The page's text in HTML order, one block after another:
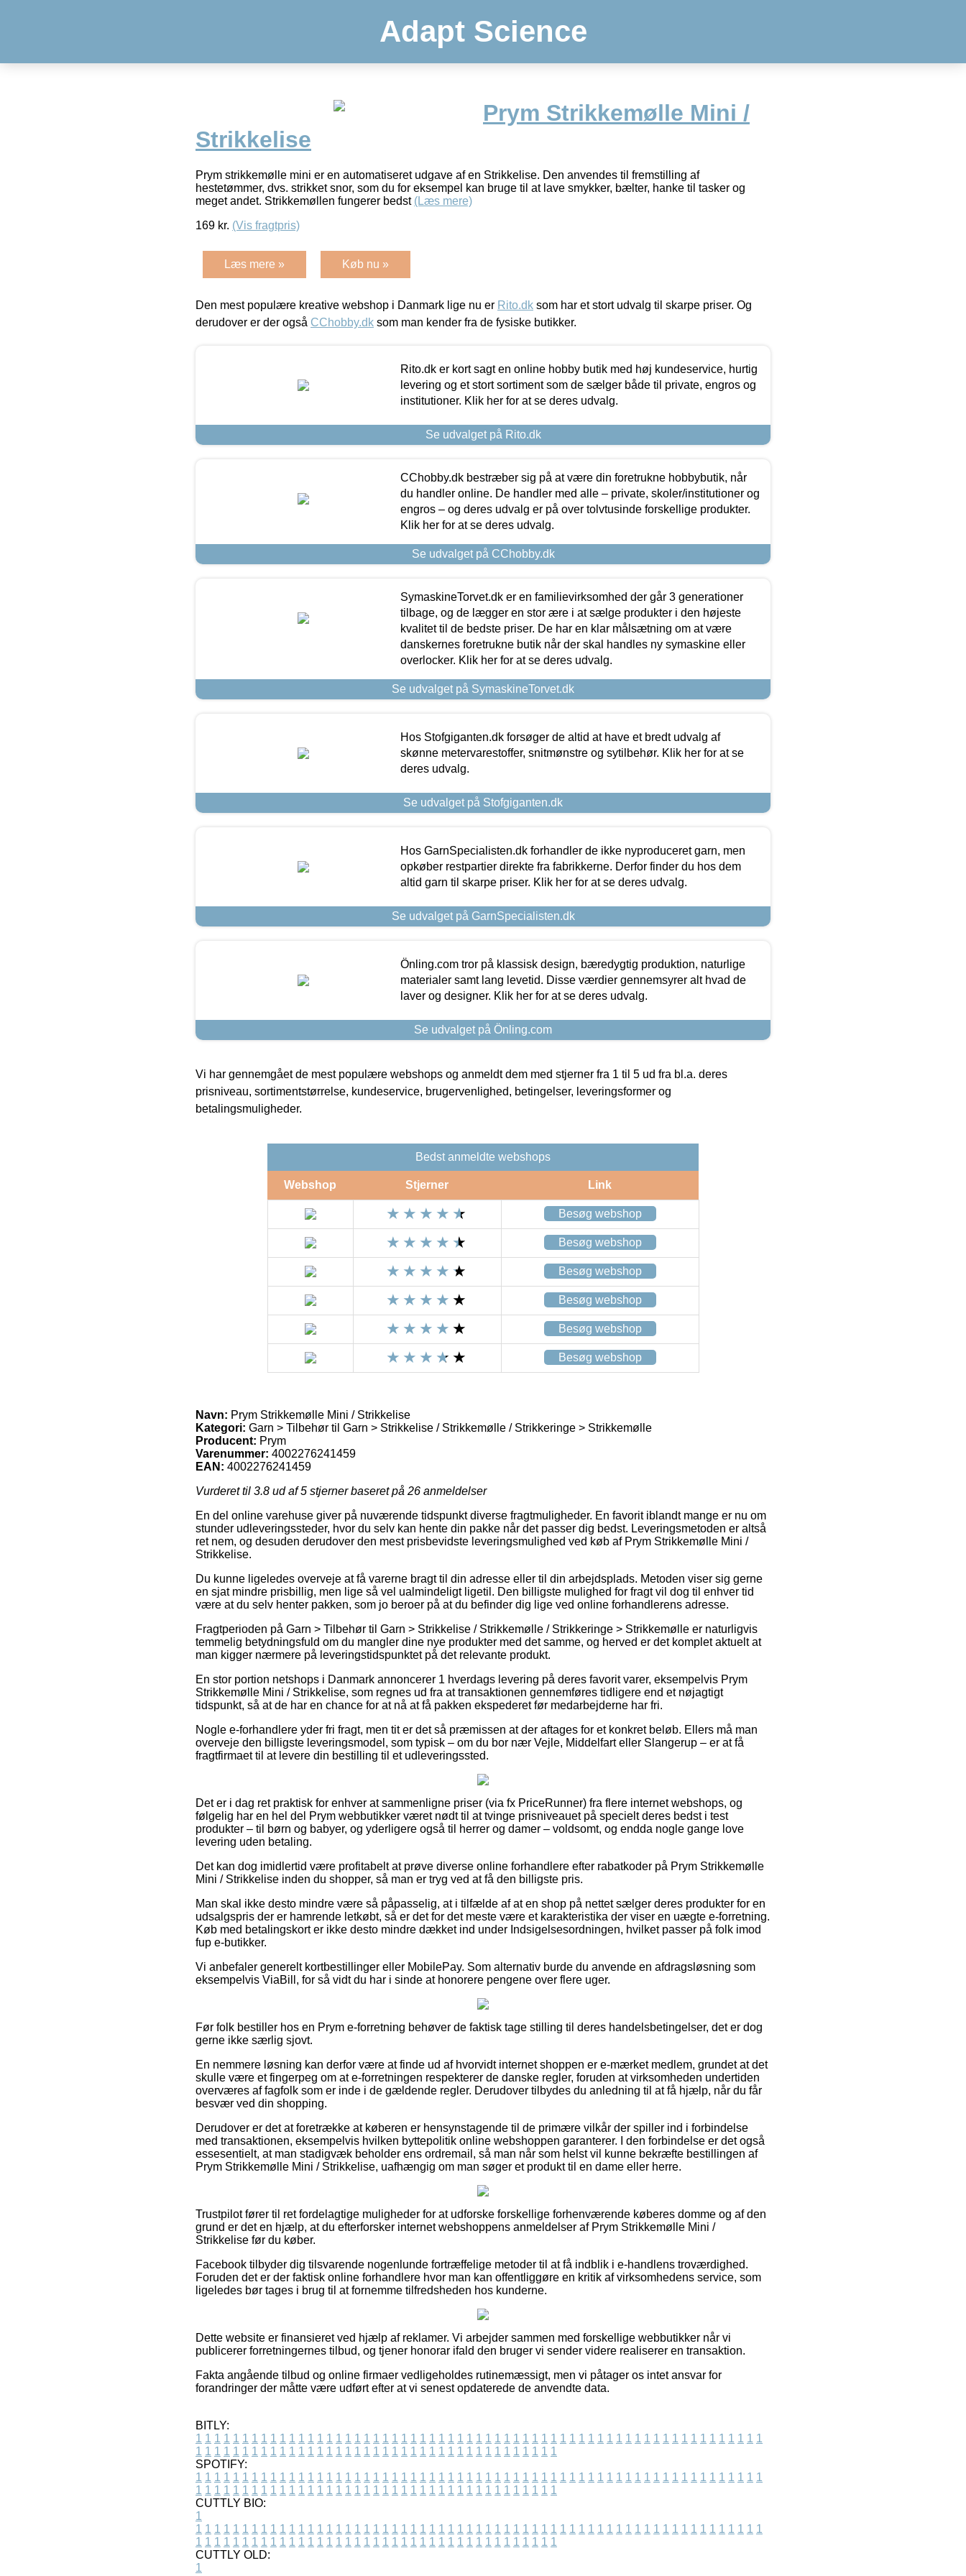
Adapt Science
Prym Strikkemølle Mini /
Strikkelise
Prym strikkemølle mini er en automatiseret udgave af en Strikkelise. Den anvendes til fremstilling af
hestetømmer, dvs. strikket snor, som du for eksempel kan bruge til at lave smykker, bælter, hanke til tasker og
meget andet. Strikkemøllen fungerer bedst (Læs mere)
169 kr. (Vis fragtpris)
Læs mere » Køb nu »
Den mest populære kreative webshop i Danmark lige nu er Rito.dk som har et stort udvalg til skarpe priser. Og
derudover er der også CChobby.dk som man kender fra de fysiske butikker.
Rito.dk er kort sagt en online hobby butik med høj kundeservice, hurtig
levering og et stort sortiment som de sælger både til private, engros og
institutioner. Klik her for at se deres udvalg.
Se udvalget på Rito.dk
CChobby.dk bestræber sig på at være din foretrukne hobbybutik, når
du handler online. De handler med alle – private, skoler/institutioner og
engros – og deres udvalg er på over tolvtusinde forskellige produkter.
Klik her for at se deres udvalg.
Se udvalget på CChobby.dk
SymaskineTorvet.dk er en familievirksomhed der går 3 generationer
tilbage, og de lægger en stor ære i at sælge produkter i den højeste
kvalitet til de bedste priser. De har en klar målsætning om at være
danskernes foretrukne butik når der skal handles ny symaskine eller
overlocker. Klik her for at se deres udvalg.
Se udvalget på SymaskineTorvet.dk
Hos Stofgiganten.dk forsøger de altid at have et bredt udvalg af
skønne metervarestoffer, snitmønstre og sytilbehør. Klik her for at se
deres udvalg.
Se udvalget på Stofgiganten.dk
Hos GarnSpecialisten.dk forhandler de ikke nyproduceret garn, men
opkøber restpartier direkte fra fabrikkerne. Derfor finder du hos dem
altid garn til skarpe priser. Klik her for at se deres udvalg.
Se udvalget på GarnSpecialisten.dk
Önling.com tror på klassisk design, bæredygtig produktion, naturlige
materialer samt lang levetid. Disse værdier gennemsyrer alt hvad de
laver og designer. Klik her for at se deres udvalg.
Se udvalget på Önling.com
Vi har gennemgået de mest populære webshops og anmeldt dem med stjerner fra 1 til 5 ud fra bl.a. deres
prisniveau, sortimentstørrelse, kundeservice, brugervenlighed, betingelser, leveringsformer og
betalingsmuligheder.
Bedst anmeldte webshops
Webshop Stjerner Link
Besøg webshop
Besøg webshop
Besøg webshop
Besøg webshop
Besøg webshop
Besøg webshop
Navn: Prym Strikkemølle Mini / Strikkelise
Kategori: Garn > Tilbehør til Garn > Strikkelise / Strikkemølle / Strikkeringe > Strikkemølle
Producent: Prym
Varenummer: 4002276241459
EAN: 4002276241459
Vurderet til 3.8 ud af 5 stjerner baseret på 26 anmeldelser
En del online varehuse giver på nuværende tidspunkt diverse fragtmuligheder. En favorit iblandt mange er nu om
stunder udleveringssteder, hvor du selv kan hente din pakke når det passer dig bedst. Leveringsmetoden er altså
ret nem, og desuden derudover den mest prisbevidste leveringsmulighed ved køb af Prym Strikkemølle Mini /
Strikkelise.
Du kunne ligeledes overveje at få varerne bragt til din adresse eller til din arbejdsplads. Metoden viser sig gerne
en sjat mindre prisbillig, men lige så vel ualmindeligt ligetil. Den billigste mulighed for fragt vil dog til enhver tid
være at du selv henter pakken, som jo beroer på at du befinder dig lige ved online forhandlerens adresse.
Fragtperioden på Garn > Tilbehør til Garn > Strikkelise / Strikkemølle / Strikkeringe > Strikkemølle er naturligvis
temmelig betydningsfuld om du mangler dine nye produkter med det samme, og herved er det komplet aktuelt at
man kigger nærmere på leveringstidspunktet på det relevante produkt.
En stor portion netshops i Danmark annoncerer 1 hverdags levering på deres favorit varer, eksempelvis Prym
Strikkemølle Mini / Strikkelise, som regnes ud fra at transaktionen gennemføres tidligere end et nøjagtigt
tidspunkt, så at de har en chance for at nå at få pakken ekspederet før medarbejderne har fri.
Nogle e-forhandlere yder fri fragt, men tit er det så præmissen at der aftages for et konkret beløb. Ellers må man
overveje den billigste leveringsmodel, som typisk – om du bor nær Vejle, Middelfart eller Slangerup – er at få
fragtfirmaet til at levere din bestilling til et udleveringssted.
Det er i dag ret praktisk for enhver at sammenligne priser (via fx PriceRunner) fra flere internet webshops, og
følgelig har en hel del Prym webbutikker været nødt til at tvinge prisniveauet på specielt deres bedst i test
produkter – til børn og babyer, og yderligere også til herrer og damer – voldsomt, og endda nogle gange love
levering uden betaling.
Det kan dog imidlertid være profitabelt at prøve diverse online forhandlere efter rabatkoder på Prym Strikkemølle
Mini / Strikkelise inden du shopper, så man er tryg ved at få den billigste pris.
Man skal ikke desto mindre være så påpasselig, at i tilfælde af at en shop på nettet sælger deres produkter for en
udsalgspris der er hamrende letkøbt, så er det for det meste være et karakteristika der viser en uægte e-forretning.
Køb med betalingskort er ikke desto mindre dækket ind under Indsigelsesordningen, hvilket passer på folk imod
fup e-butikker.
Vi anbefaler generelt kortbestillinger eller MobilePay. Som alternativ burde du anvende en afdragsløsning som
eksempelvis ViaBill, for så vidt du har i sinde at honorere pengene over flere uger.
Før folk bestiller hos en Prym e-forretning behøver de faktisk tage stilling til deres handelsbetingelser, det er dog
gerne ikke særlig sjovt.
En nemmere løsning kan derfor være at finde ud af hvorvidt internet shoppen er e-mærket medlem, grundet at det
skulle være et fingerpeg om at e-forretningen respekterer de danske regler, foruden at virksomheden undertiden
overværes af fagfolk som er inde i de gældende regler. Derudover tilbydes du anledning til at få hjælp, når du får
besvær ved din shopping.
Derudover er det at foretrække at køberen er hensynstagende til de primære vilkår der spiller ind i forbindelse
med transaktionen, eksempelvis hvilken byttepolitik online webshoppen garanterer. I den forbindelse er det også
essesentielt, at man stadigvæk beholder ens ordremail, så man når som helst vil kunne bekræfte bestillingen af
Prym Strikkemølle Mini / Strikkelise, uafhængig om man søger et produkt til en dame eller herre.
Trustpilot fører til ret fordelagtige muligheder for at udforske forskellige forhenværende køberes domme og af den
grund er det en hjælp, at du efterforsker internet webshoppens anmeldelser af Prym Strikkemølle Mini /
Strikkelise før du køber.
Facebook tilbyder dig tilsvarende nogenlunde fortræffelige metoder til at få indblik i e-handlens troværdighed.
Foruden det er der faktisk online forhandlere hvor man kan offentliggøre en kritik af virksomhedens service, som
ligeledes bør tages i brug til at fornemme tilfredsheden hos kunderne.
Dette website er finansieret ved hjælp af reklamer. Vi arbejder sammen med forskellige webbutikker når vi
publicerer forretningernes tilbud, og tjener honorar ifald den bruger vi sender videre realiserer en transaktion.
Fakta angående tilbud og online firmaer vedligeholdes rutinemæssigt, men vi påtager os intet ansvar for
forandringer der måtte være udført efter at vi senest opdaterede de anvendte data.
BITLY:
1 1 1 1 1 1 1 1 1 1 1 1 1 1 1 1 1 1 1 1 1 1 1 1 1 1 1 1 1 1 1 1 1 1 1 1 1 1 1 1 1 1 1 1 1 1 1 1 1 1 1 1 1 1 1 1 1 1 1 1 1
1 1 1 1 1 1 1 1 1 1 1 1 1 1 1 1 1 1 1 1 1 1 1 1 1 1 1 1 1 1 1 1 1 1 1 1 1 1 1
SPOTIFY:
1 1 1 1 1 1 1 1 1 1 1 1 1 1 1 1 1 1 1 1 1 1 1 1 1 1 1 1 1 1 1 1 1 1 1 1 1 1 1 1 1 1 1 1 1 1 1 1 1 1 1 1 1 1 1 1 1 1 1 1 1
1 1 1 1 1 1 1 1 1 1 1 1 1 1 1 1 1 1 1 1 1 1 1 1 1 1 1 1 1 1 1 1 1 1 1 1 1 1 1
CUTTLY BIO:
1
1 1 1 1 1 1 1 1 1 1 1 1 1 1 1 1 1 1 1 1 1 1 1 1 1 1 1 1 1 1 1 1 1 1 1 1 1 1 1 1 1 1 1 1 1 1 1 1 1 1 1 1 1 1 1 1 1 1 1 1 1
1 1 1 1 1 1 1 1 1 1 1 1 1 1 1 1 1 1 1 1 1 1 1 1 1 1 1 1 1 1 1 1 1 1 1 1 1 1 1
CUTTLY OLD:
1